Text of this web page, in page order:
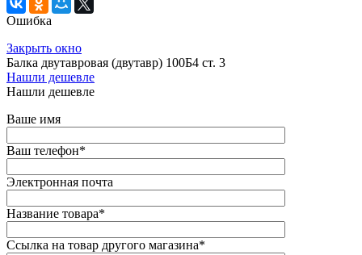
Ошибка
Закрыть окно
Балка двутавровая (двутавр) 100Б4 ст. 3
Нашли дешевле
Нашли дешевле
Ваше имя
Ваш телефон*
Электронная почта
Название товара*
Ссылка на товар другого магазина*